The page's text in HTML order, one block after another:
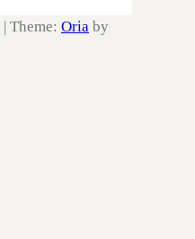
| Theme: Oria by